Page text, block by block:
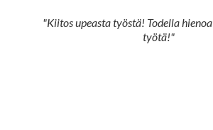
"Kiitos upeasta työstä! Todella hienoa ja
työtä!"